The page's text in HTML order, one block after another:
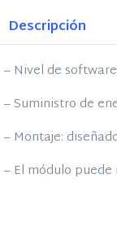
Descripción
– Nivel de
– Suministro de
– Montaje:
– El módulo